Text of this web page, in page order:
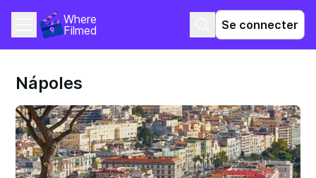
Where
Filmed
Se connecter
Nápoles